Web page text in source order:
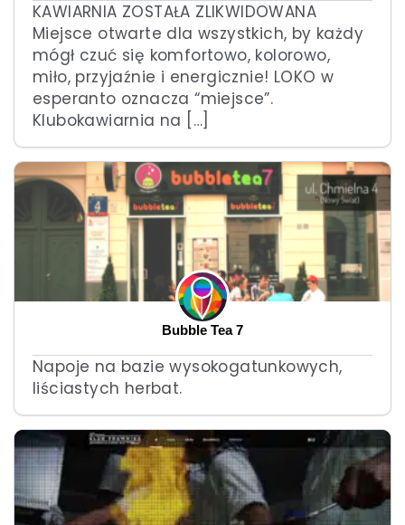
KAWIARNIA ZOSTAŁA ZLIKWIDOWANA
Miejsce otwarte dla wszystkich, by każdy
mógł czuć się komfortowo, kolorowo,
miło, przyjaźnie i energicznie! LOKO w
esperanto oznacza “miejsce”.
Klubokawiarnia na […]
Bubble Tea 7
Napoje na bazie wysokogatunkowych,
liściastych herbat.